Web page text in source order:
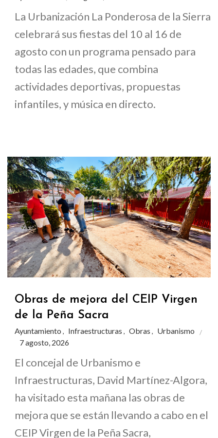
La Urbanización La Ponderosa de la Sierra
celebrará sus fiestas del 10 al 16 de
agosto con un programa pensado para
todas las edades, que combina
actividades deportivas, propuestas
infantiles, y música en directo.
Obras de mejora del CEIP Virgen
de la Peña Sacra
Ayuntamiento , Infraestructuras , Obras , Urbanismo
7 agosto, 2026
El concejal de Urbanismo e
Infraestructuras, David Martínez-Algora,
ha visitado esta mañana las obras de
mejora que se están llevando a cabo en el
CEIP Virgen de la Peña Sacra,